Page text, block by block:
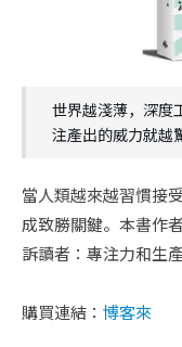
世界越淺薄，深度
注產出的威力就越
當人類越來越習慣接
成致勝關鍵。本書作
訴讀者：專注力和生
購買連結： 博客來